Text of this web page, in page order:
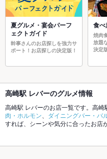
夏グルメ・宴会パーフ
ェクトガイド
幹事さんのお店探しを強力サ
ポート！お店探しの決定版！
食
焼肉
放題
決定
高崎駅 レバーのグルメ情報
高崎駅 レバーのお店一覧です。高
肉・ホルモン
ダイニングバー・バ
すれば、シーンや気分に合ったお店
してみてください。ホットペッパ
こだわりメニューからあげ、お茶漬